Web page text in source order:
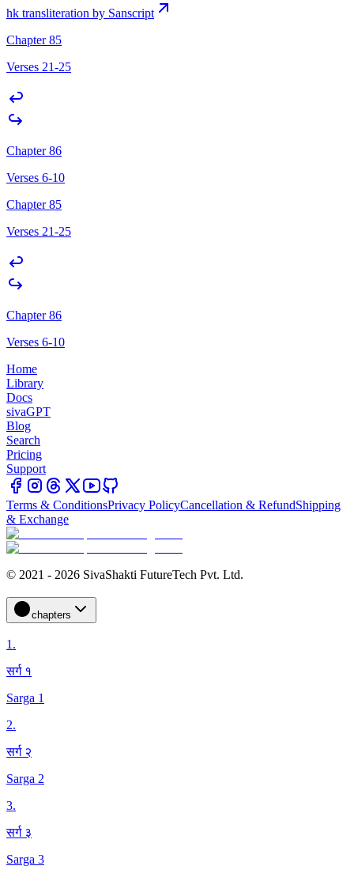
hk transliteration by Sanscript
Chapter 85
Verses 21-25
Chapter 86
Verses 6-10
Chapter 85
Verses 21-25
Chapter 86
Verses 6-10
Home
Library
Docs
sivaGPT
Blog
Search
Pricing
Support
Terms & ConditionsPrivacy PolicyCancellation & RefundShipping
& Exchange
© 2021 - 2026 SivaShakti FutureTech Pvt. Ltd.
chapters
1.
सर्ग १
Sarga 1
2.
सर्ग २
Sarga 2
3.
सर्ग ३
Sarga 3